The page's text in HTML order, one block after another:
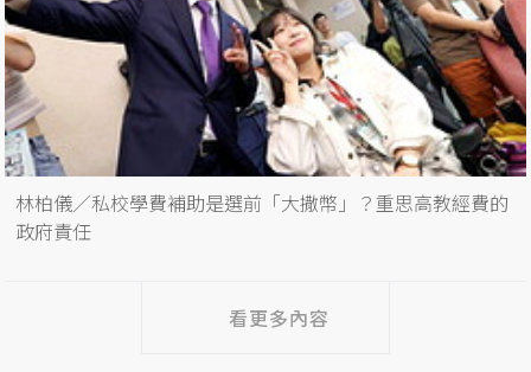
林柏儀／私校學費補助是選前「大撒幣」？重思高教經費的
政府責任
看更多內容